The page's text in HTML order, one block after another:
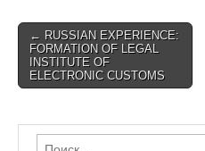
Post
navigation
← RUSSIAN EXPERIENCE:
FORMATION OF LEGAL
INSTITUTE OF
ELECTRONIC CUSTOMS
Найти: